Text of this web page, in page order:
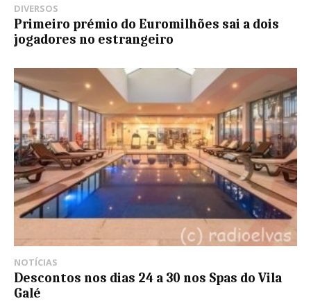
DIVERSOS
Primeiro prémio do Euromilhões sai a dois
jogadores no estrangeiro
NOTÍCIAS
Descontos nos dias 24 a 30 nos Spas do Vila
Galé